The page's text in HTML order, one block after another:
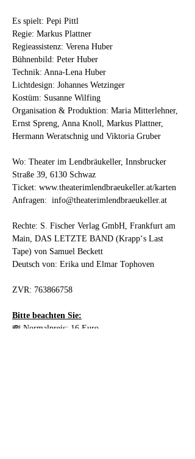
Es spielt: Pepi Pittl
Regie: Markus Plattner
Regieassistenz: Verena Huber
Bühnenbild: Peter Huber
Technik: Anna-Lena Huber
Lichtdesign: Johannes Wetzinger
Kostüm: Susanne Wilfing
Organisation & Produktion: Maria Mitterlehner,
Ernst Spreng, Anna Knoll, Markus Plattner,
Hermann Weratschnig und Viktoria Gruber
Wo: Theater im Lendbräukeller, Innsbrucker
Straße 39, 6130 Schwaz
Ticket: www.theaterimlendbraeukeller.at/karten
Anfragen: info@theaterimlendbraeukeller.at
Rechte: S. Fischer Verlag GmbH, Frankfurt am
Main, DAS LETZTE BAND (Krapp‘s Last
Tape) von Samuel Beckett
Deutsch von: Erika und Elmar Tophoven
ZVR: 763866758
Bitte beachten Sie:
💸 Normalpreis: 16 Euro